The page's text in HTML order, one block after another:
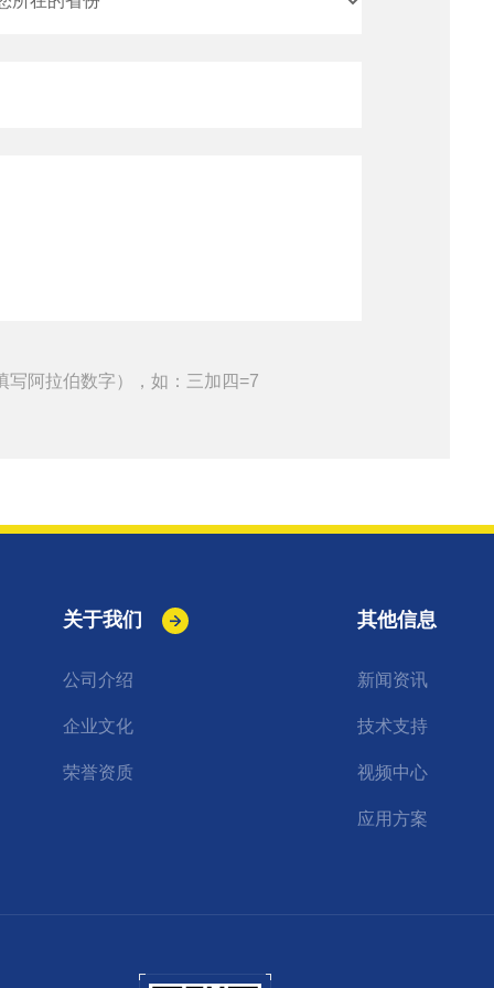
写阿拉伯数字），如：三加四=7
关于我们
公司介绍
企业文化
荣誉资质
其他信息
新闻资讯
技术支持
视频中心
应用方案